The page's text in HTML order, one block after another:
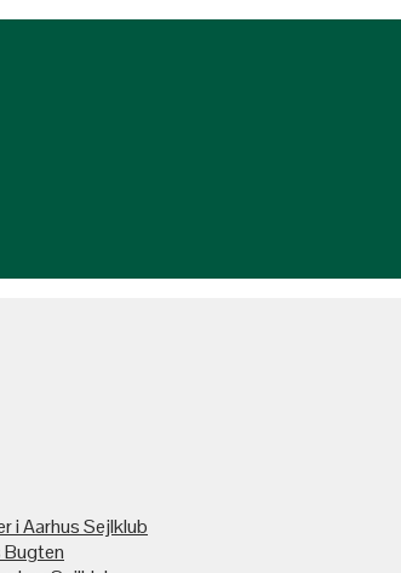
i Aarhus Sejlklub
Bugten